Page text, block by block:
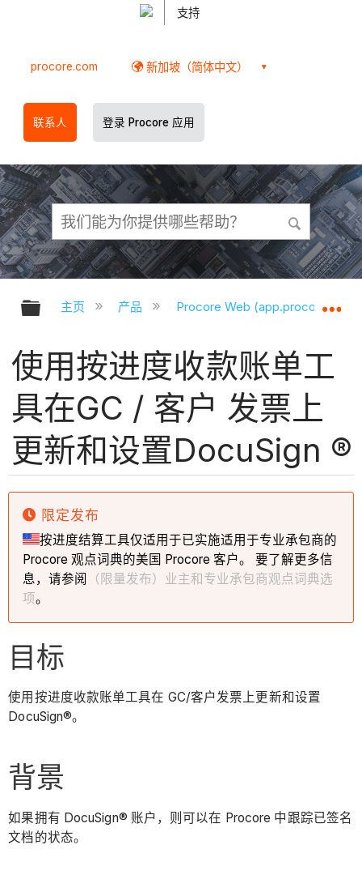
支持
procore.com 新加坡（简体中文）
联系人 登录 Procore 应用
扩展/隐缩全局层次
主页 产品 Procore Web
使用按进度收款账单工
具在GC / 客户 发票上
更新和设置DocuSign ®
限定发布
按进度结算工具仅适用于已实施适用于专业承包商的
Procore 观点词典的美国 Procore 客户。 要了解更多信
息，请参阅
（限量发布）业主和专业承包商观点词典选
项。
目标
使用按进度收款账单工具在 GC/客户发票上更新和设置
DocuSign®。
背景
如果拥有 DocuSign® 账户，则可以在 Procore 中跟踪已签名
文档的状态。